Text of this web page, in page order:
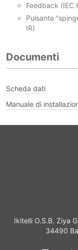
Feedback
Pulsante
IR)
Documenti
Scheda dati
Manuale di
Ikitelli O.S.B. Ziya
34490